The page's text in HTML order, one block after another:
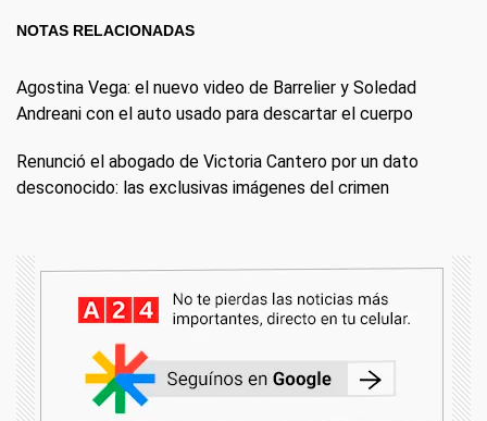
NOTAS RELACIONADAS
Agostina Vega: el nuevo video de Barrelier y Soledad
Andreani con el auto usado para descartar el cuerpo
Renunció el abogado de Victoria Cantero por un dato
desconocido: las exclusivas imágenes del crimen